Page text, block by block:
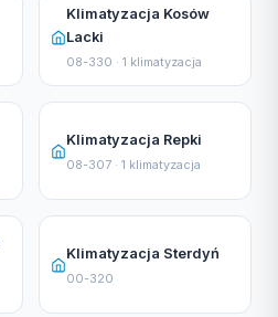
Klimatyzacja Kosów
Lacki
08-330 · 1 klimatyzacja
Klimatyzacja Repki
08-307 · 1 klimatyzacja
Klimatyzacja Sterdyń
00-320